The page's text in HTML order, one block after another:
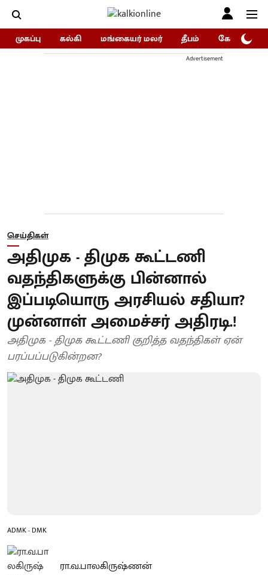
முகப்பு கல்கி மங்கையர் மலர் தீபம் கோகுலம்/
Advertisement
செய்திகள்
அதிமுக - திமுக கூட்டணி
வதந்திகளுக்கு பின்னால்
இப்படியொரு அரசியல் சதியா?
முன்னாள் அமைச்சர் அதிரடி.!
அதிமுக - திமுக கூட்டணி குறித்த வதந்திகள் ஏன்
பரப்பப்படுகின்றன?
ADMK - DMK
ரா.வ.பாலகிருஷ்ணன்